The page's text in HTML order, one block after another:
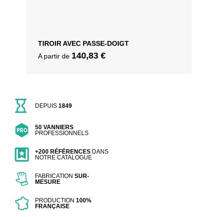
TIROIR AVEC PASSE-DOIGT
A partir de 140,83 €
DEPUIS1849
50 VANNIERS
PROFESSIONNELS
+200 RÉFÉRENCES DANS
NOTRE CATALOGUE
FABRICATIONSUR-
MESURE
PRODUCTION100%
FRANÇAISE